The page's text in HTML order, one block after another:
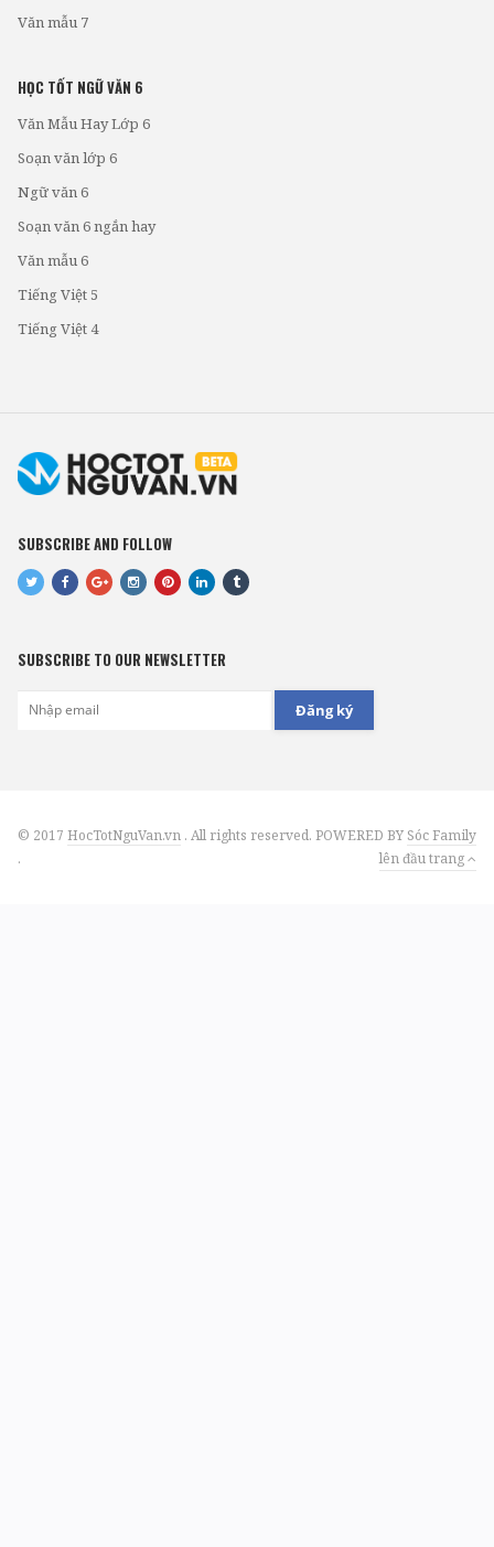
Văn mẫu 7
HỌC TỐT NGỮ VĂN 6
Văn Mẫu Hay Lớp 6
Soạn văn lớp 6
Ngữ văn 6
Soạn văn 6 ngắn hay
Văn mẫu 6
Tiếng Việt 5
Tiếng Việt 4
SUBSCRIBE AND FOLLOW
SUBSCRIBE TO OUR NEWSLETTER
Đăng ký
© 2017 HocTotNguVan.vn . All rights reserved. POWERED BY Sóc Family
.
lên đầu trang